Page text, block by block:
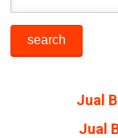
Jual
Jual